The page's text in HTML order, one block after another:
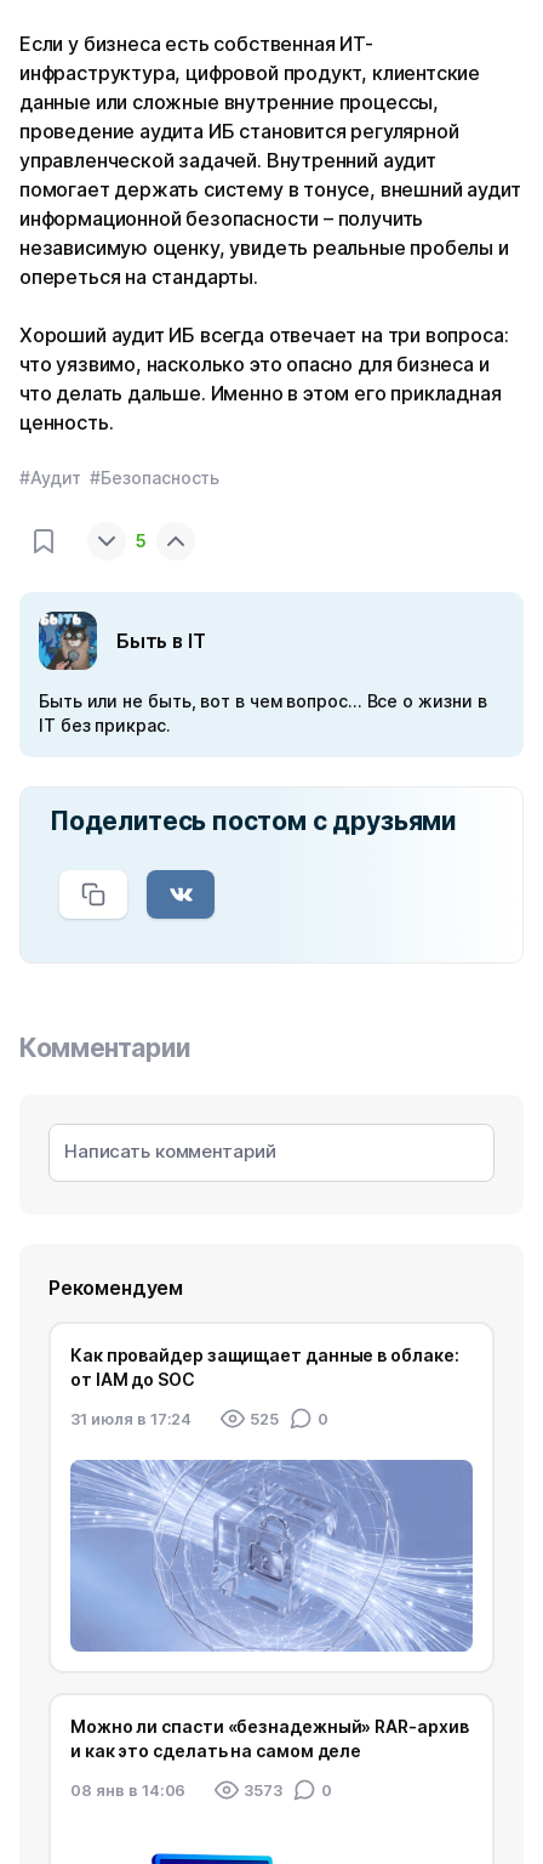
Если у бизнеса есть собственная ИТ-
инфраструктура, цифровой продукт, клиентские
данные или сложные внутренние процессы,
проведение аудита ИБ становится регулярной
управленческой задачей. Внутренний аудит
помогает держать систему в тонусе, внешний аудит
информационной безопасности – получить
независимую оценку, увидеть реальные пробелы и
опереться на стандарты.
Хороший аудит ИБ всегда отвечает на три вопроса:
что уязвимо, насколько это опасно для бизнеса и
что делать дальше. Именно в этом его прикладная
ценность.
#Аудит #Безопасность
5
Быть в IT
Быть или не быть, вот в чем вопрос... Все о жизни в
IT без прикрас.
Поделитесь постом с друзьями
Комментарии
Рекомендуем
Как провайдер защищает данные в облаке:
от IAM до SOC
31 июля в 17:24 525 0
Можно ли спасти «безнадежный» RAR-архив
и как это сделать на самом деле
08 янв в 14:06 3573 0